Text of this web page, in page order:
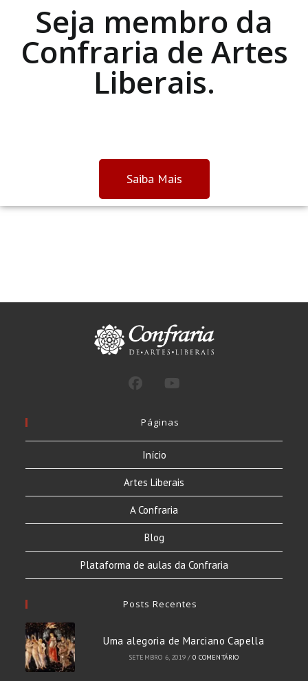
Seja membro da
Confraria de Artes
Liberais.
Saiba Mais
Páginas
Início
Artes Liberais
A Confraria
Blog
Plataforma de aulas da Confraria
Posts Recentes
Uma alegoria de Marciano Capella
SETEMBRO 6, 2019 / 0 COMENTÁRIO